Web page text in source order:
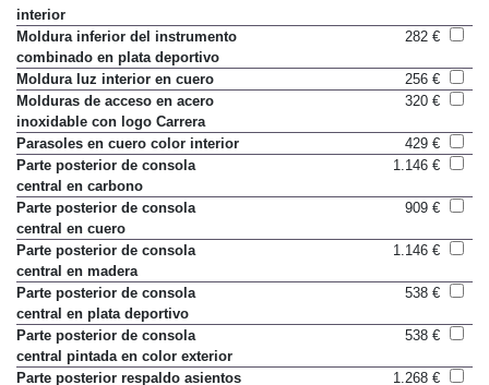
instrumentos en cuero color
interior
Moldura inferior del instrumento
combinado en plata deportivo
Moldura luz interior en cuero
256 €
Molduras de acceso en acero
inoxidable con logo Carrera
Parasoles en cuero color interior
429 €
Parte posterior de consola
central en carbono
Parte posterior de consola
central en cuero
Parte posterior de consola
central en madera
Parte posterior de consola
central en plata deportivo
Parte posterior de consola
central pintada en color exterior